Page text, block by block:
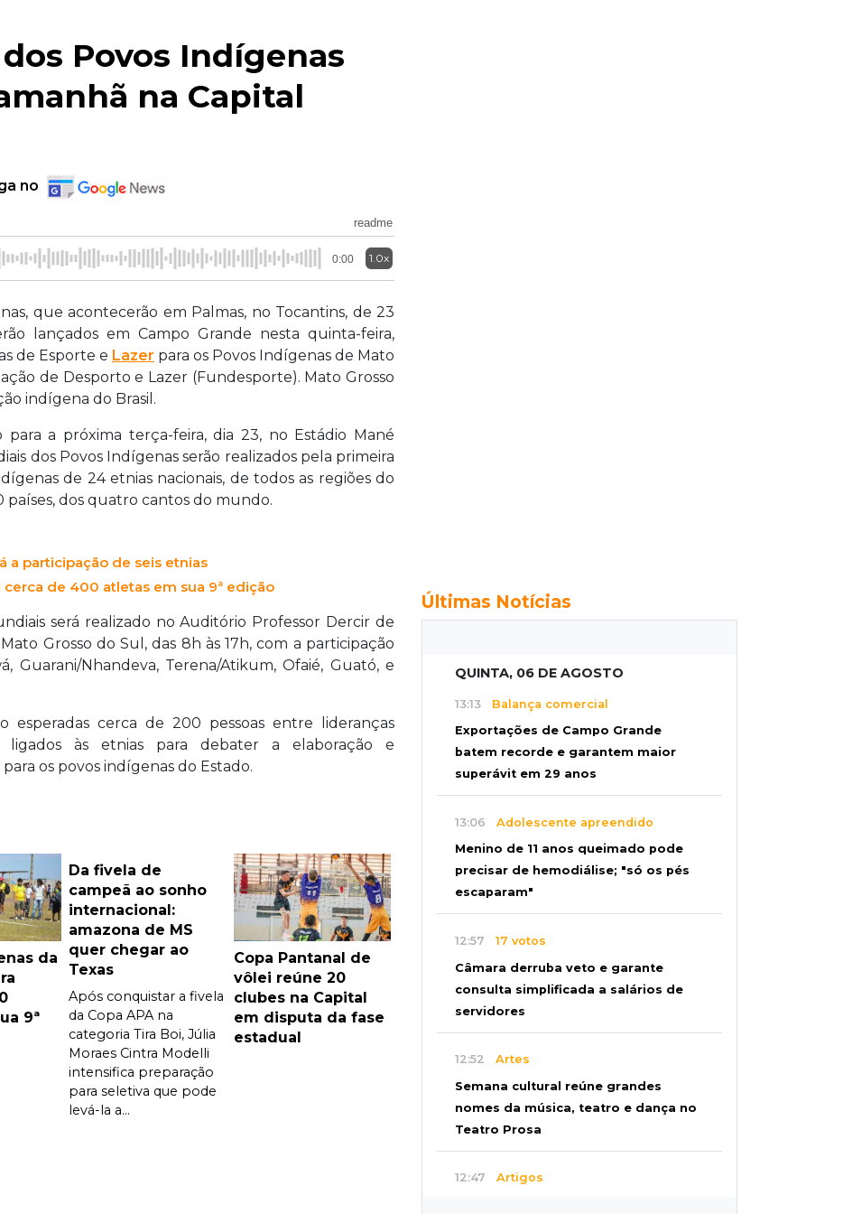
Povos Indígenas
na Capital
no
readme
0:00 1.0x
que acontecerão em Palmas, no Tocantins, de 23
lançados em Campo Grande nesta quinta-feira,
de Esporte e Lazer para os Povos Indígenas de Mato
de Desporto e Lazer (Fundesporte). Mato Grosso
indígena do Brasil.
a próxima terça-feira, dia 23, no Estádio Mané
dos Povos Indígenas serão realizados pela primeira
de 24 etnias nacionais, de todos as regiões do
países, dos quatro cantos do mundo.
a participação de seis etnias
de 400 atletas em sua 9ª edição
será realizado no Auditório Professor Dercir de
Grosso do Sul, das 8h às 17h, com a participação
Guarani/Nhandeva, Terena/Atikum, Ofaié, Guató, e
esperadas cerca de 200 pessoas entre lideranças
ligados às etnias para debater a elaboração e
os povos indígenas do Estado.
da
9ª
Da fivela de
campeã ao sonho
internacional:
amazona de MS
quer chegar ao
Texas
Após conquistar a fivela
da Copa APA na
categoria Tira Boi, Júlia
Moraes Cintra Modelli
intensifica preparação
para seletiva que pode
levá-la a...
Copa Pantanal de
vôlei reúne 20
clubes na Capital
em disputa da fase
estadual
Últimas Notícias
QUINTA, 06 DE AGOSTO
13:13 Balança comercial
Exportações de Campo Grande
batem recorde e garantem maior
superávit em 29 anos
13:06 Adolescente apreendido
Menino de 11 anos queimado pode
precisar de hemodiálise; "só os pés
escaparam"
12:57 17 votos
Câmara derruba veto e garante
consulta simplificada a salários de
servidores
12:52 Artes
Semana cultural reúne grandes
nomes da música, teatro e dança no
Teatro Prosa
12:47 Artigos